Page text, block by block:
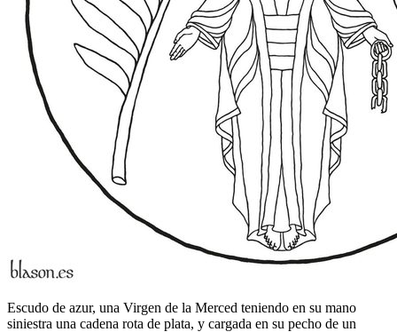
Escudo de azur, una Virgen de la Merced teniendo en su mano
siniestra una cadena rota de plata, y cargada en su pecho de un